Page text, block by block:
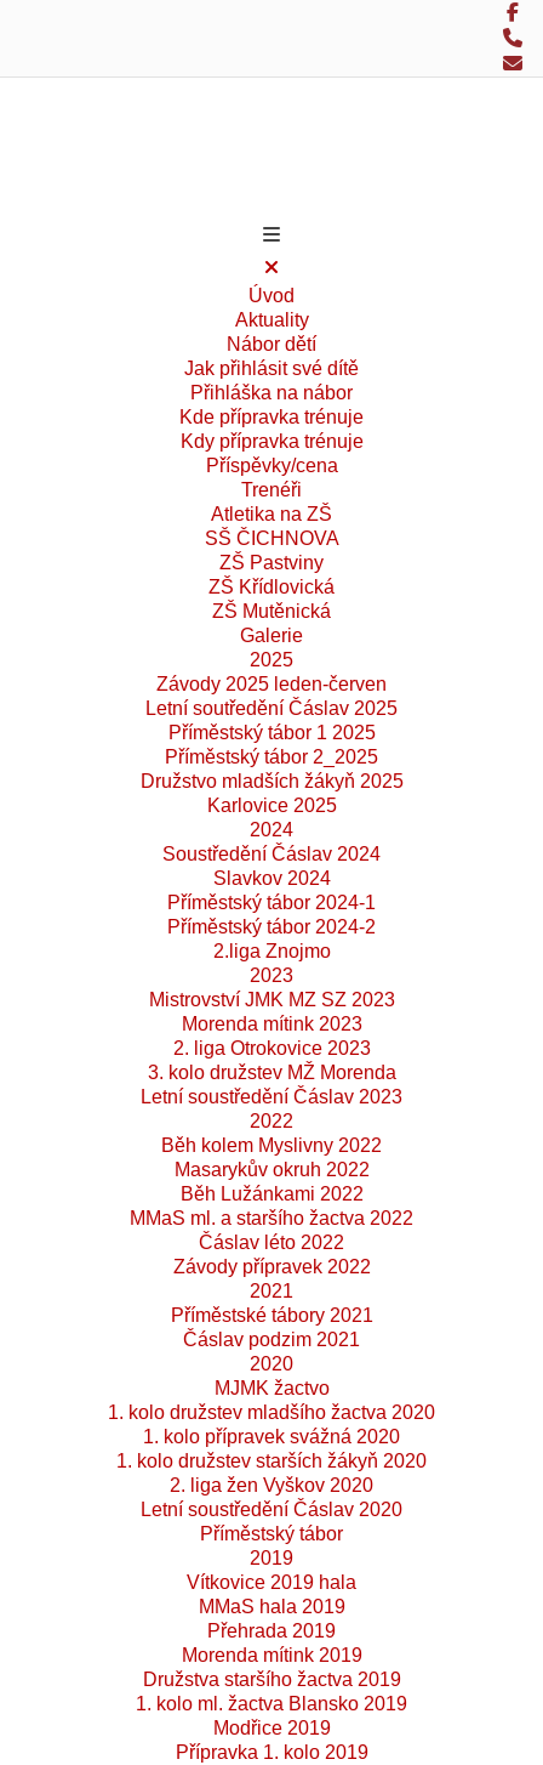
Úvod
Aktuality
Nábor dětí
Jak přihlásit své dítě
Přihláška na nábor
Kde přípravka trénuje
Kdy přípravka trénuje
Příspěvky/cena
Trenéři
Atletika na ZŠ
SŠ ČICHNOVA
ZŠ Pastviny
ZŠ Křídlovická
ZŠ Mutěnická
Galerie
2025
Závody 2025 leden-červen
Letní soutředění Čáslav 2025
Příměstský tábor 1 2025
Příměstský tábor 2_2025
Družstvo mladších žákyň 2025
Karlovice 2025
2024
Soustředění Čáslav 2024
Slavkov 2024
Příměstský tábor 2024-1
Příměstský tábor 2024-2
2.liga Znojmo
2023
Mistrovství JMK MZ SZ 2023
Morenda mítink 2023
2. liga Otrokovice 2023
3. kolo družstev MŽ Morenda
Letní soustředění Čáslav 2023
2022
Běh kolem Myslivny 2022
Masarykův okruh 2022
Běh Lužánkami 2022
MMaS ml. a staršího žactva 2022
Čáslav léto 2022
Závody přípravek 2022
2021
Příměstské tábory 2021
Čáslav podzim 2021
2020
MJMK žactvo
1. kolo družstev mladšího žactva 2020
1. kolo přípravek svážná 2020
1. kolo družstev starších žákyň 2020
2. liga žen Vyškov 2020
Letní soustředění Čáslav 2020
Příměstský tábor
2019
Vítkovice 2019 hala
MMaS hala 2019
Přehrada 2019
Morenda mítink 2019
Družstva staršího žactva 2019
1. kolo ml. žactva Blansko 2019
Modřice 2019
Přípravka 1. kolo 2019